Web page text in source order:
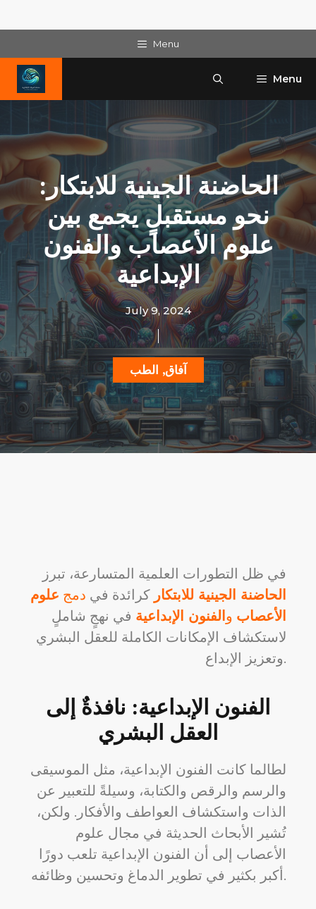
content
Menu
Menu
الحاضنة الجينية للابتكار:
نحو مستقبلٍ يجمع بين
علوم الأعصاب والفنون
الإبداعية
July 9, 2024
آفاق, الطب
في ظل التطورات العلمية المتسارعة، تبرز
الحاضنة الجينية للابتكار كرائدة في دمج علوم
الأعصاب و الفنون الإبداعية في نهجٍ شاملٍ
لاستكشاف الإمكانات الكاملة للعقل البشري
وتعزيز الإبداع.
الفنون الإبداعية: نافذةٌ إلى
العقل البشري
لطالما كانت الفنون الإبداعية، مثل الموسيقى
والرسم والرقص والكتابة، وسيلةً للتعبير عن
الذات واستكشاف العواطف والأفكار. ولكن،
تُشير الأبحاث الحديثة في مجال علوم
الأعصاب إلى أن الفنون الإبداعية تلعب دورًا
أكبر بكثير في تطوير الدماغ وتحسين وظائفه.